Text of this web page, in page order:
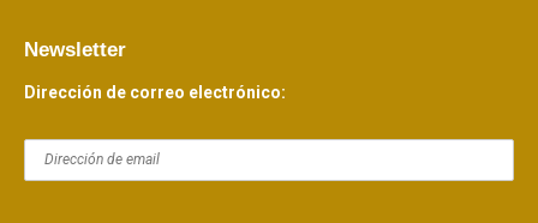
Newsletter
Dirección de correo electrónico: